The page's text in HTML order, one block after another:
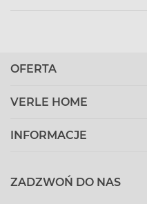
OFERTA
VERLE HOME
INFORMACJE
ZADZWOŃ DO NAS